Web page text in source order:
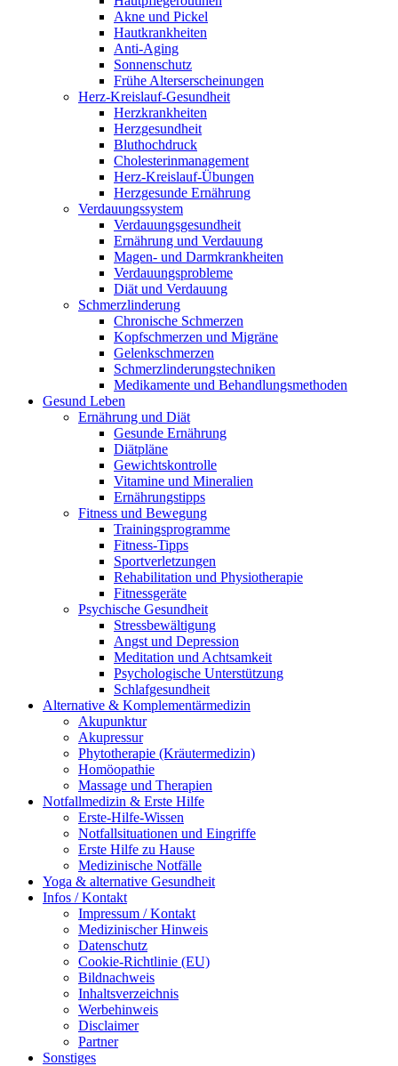
Akne und Pickel
Hautkrankheiten
Anti-Aging
Sonnenschutz
Frühe Alterserscheinungen
Herz-Kreislauf-Gesundheit
Herzkrankheiten
Herzgesundheit
Bluthochdruck
Cholesterinmanagement
Herz-Kreislauf-Übungen
Herzgesunde Ernährung
Verdauungssystem
Verdauungsgesundheit
Ernährung und Verdauung
Magen- und Darmkrankheiten
Verdauungsprobleme
Diät und Verdauung
Schmerzlinderung
Chronische Schmerzen
Kopfschmerzen und Migräne
Gelenkschmerzen
Schmerzlinderungstechniken
Medikamente und Behandlungsmethoden
Gesund Leben
Ernährung und Diät
Gesunde Ernährung
Diätpläne
Gewichtskontrolle
Vitamine und Mineralien
Ernährungstipps
Fitness und Bewegung
Trainingsprogramme
Fitness-Tipps
Sportverletzungen
Rehabilitation und Physiotherapie
Fitnessgeräte
Psychische Gesundheit
Stressbewältigung
Angst und Depression
Meditation und Achtsamkeit
Psychologische Unterstützung
Schlafgesundheit
Alternative & Komplementärmedizin
Akupunktur
Akupressur
Phytotherapie (Kräutermedizin)
Homöopathie
Massage und Therapien
Notfallmedizin & Erste Hilfe
Erste-Hilfe-Wissen
Notfallsituationen und Eingriffe
Erste Hilfe zu Hause
Medizinische Notfälle
Yoga & alternative Gesundheit
Infos / Kontakt
Impressum / Kontakt
Medizinischer Hinweis
Datenschutz
Cookie-Richtlinie (EU)
Bildnachweis
Inhaltsverzeichnis
Werbehinweis
Disclaimer
Partner
Sonstiges